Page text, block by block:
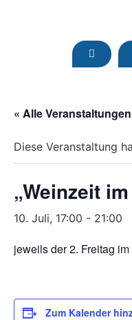
« Alle Veranstaltungen
Diese Veranstaltung
„Weinzeit
10. Juli, 17:00 - 21:00
jeweils der 2. Freitag
Zum Kalender